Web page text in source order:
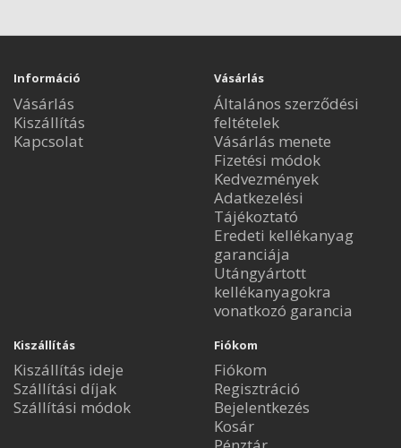
Információ
Vásárlás
Kiszállítás
Kapcsolat
Vásárlás
Általános szerződési
feltételek
Vásárlás menete
Fizetési módok
Kedvezmények
Adatkezelési
Tájékoztató
Eredeti kellékanyag
garanciája
Utángyártott
kellékanyagokra
vonatkozó garancia
Kiszállítás
Kiszállítás ideje
Szállítási díjak
Szállítási módok
Fiókom
Fiókom
Regisztráció
Bejelentkezés
Kosár